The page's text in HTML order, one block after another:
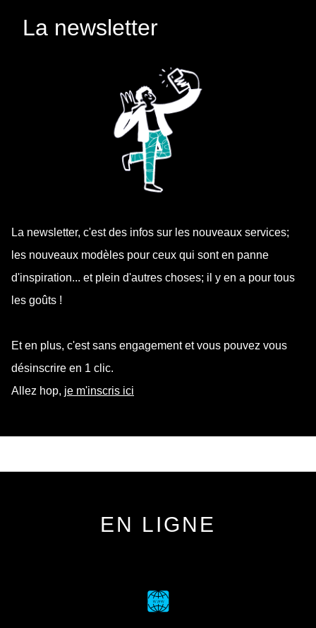
La newsletter
La newsletter, c'est des infos sur les nouveaux services;
les nouveaux modèles pour ceux qui sont en panne
d'inspiration... et plein d'autres choses; il y en a pour tous
les goûts !
Et en plus, c'est sans engagement et vous pouvez vous
désinscrire en 1 clic.
Allez hop, je m'inscris ici
EN LIGNE